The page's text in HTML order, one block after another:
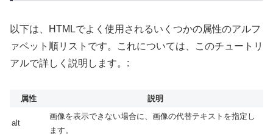
以下は、HTMLでよく使用されるいくつかの属性のアルフ
ァベット順リストです。これについては、このチュートリ
アルで詳しく説明します。:
属性 説明
alt
画像を表示できない場合に、画像の代替テキストを指定し
ます。